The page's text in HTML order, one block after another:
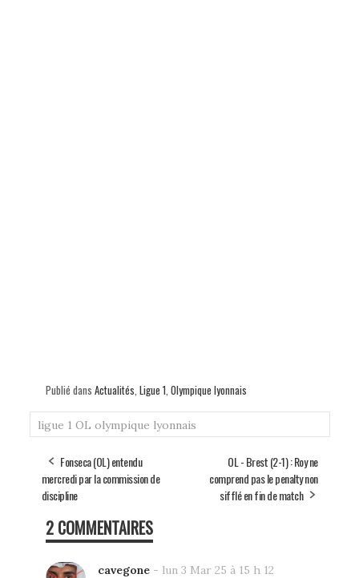
Publié dans Actualités Ligue 1 Olympique lyonnais
ligue 1 OL olympique lyonnais
Fonseca (OL) entendu
mercredi par la commission de
discipline
OL - Brest (2-1) : Roy ne
comprend pas le penalty non
sifflé en fin de match
2 COMMENTAIRES
cavegone- lun 3 Mar 25 à 15 h 12